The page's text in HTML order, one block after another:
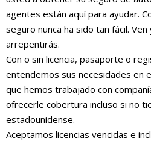
agentes están aquí para ayudar.
seguro nunca ha sido tan fácil.
arrepentirás.
Con o sin licencia, pasaporte o
entendemos sus necesidades en
que hemos trabajado con
ofrecerle cobertura incluso si no
estadounidense.
Aceptamos licencias vencidas e